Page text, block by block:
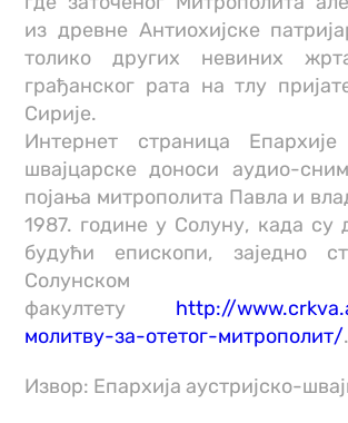
из древне Антиохијске
толико других невиних
грађанског рата на тлу
Сирије.
Интернет страница Епархије
швајцарске доноси аудио-
појања митрополита Павла и
1987. године у Солуну, када су
будући епископи, заједно
Солунском
факултету http://
молитву-за-отетог-митрополит/.
Извор: Епархија аустријско-